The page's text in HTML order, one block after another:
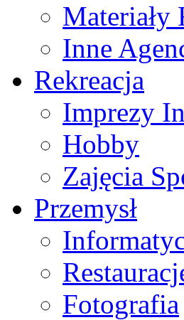
Materiały
Inne
Rekreacja
Imprezy
Hobby
Zajęcia
Przemysł
Fotografia